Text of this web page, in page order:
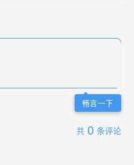
畅言一下
共 0 条评论